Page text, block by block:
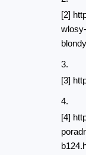
[2]
[3]
[4]